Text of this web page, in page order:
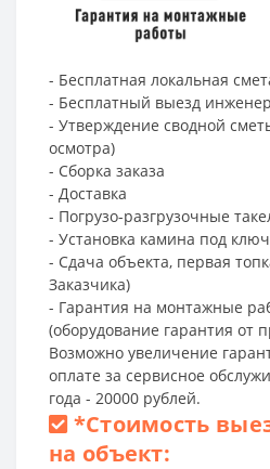
- Бесплатная локальная
- Бесплатный выезд
- Утверждение сводной
осмотра)
- Сборка заказа
- Доставка
- Погрузо-разгрузочные
- Установка камина под ключ
- Сдача объекта, первая
Заказчика)
- Гарантия на монтажные
(оборудование гарантия от
Возможно увеличение
оплате за сервисное
года - 20000 рублей.
*Стоимость
на объект: